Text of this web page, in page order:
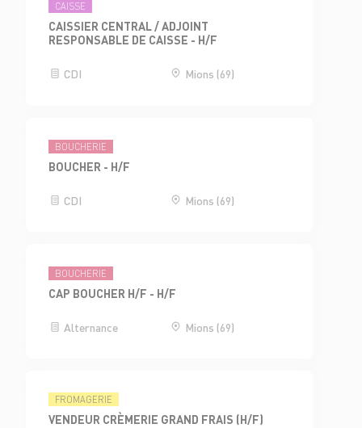
CAISSE
CAISSIER CENTRAL / ADJOINT
RESPONSABLE DE CAISSE - H/F
CDI Mions (69)
BOUCHERIE
BOUCHER - H/F
CDI Mions (69)
BOUCHERIE
CAP BOUCHER H/F - H/F
Alternance Mions (69)
FROMAGERIE
VENDEUR CRÈMERIE GRAND FRAIS (H/F)